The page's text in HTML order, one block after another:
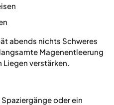
abends nichts Schweres
Magenentleerung
verstärken.
oder ein